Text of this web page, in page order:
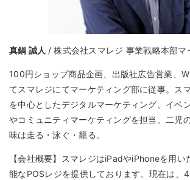
真鍋 誠人 / 株式会社スマレジ 事業戦略本部マ
100円ショップ商品企画、出版社広告営業、
てスマレジにてマーケティング部に従事。ス
を中心としたデジタルマーケティング、イベ
やコミュニティマーケティングを担当。二児
味は走る・泳ぐ・籠る。
【会社概要】スマレジはiPadやiPhoneを用い
能なPOSレジを提供しております。現在は